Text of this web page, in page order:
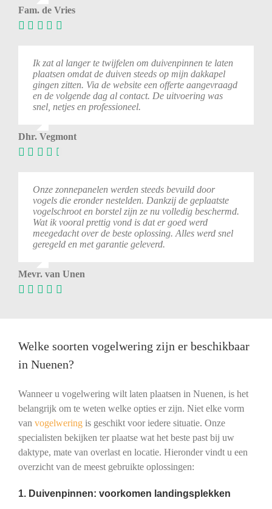
Fam. de Vries
Ik zat al langer te twijfelen om duivenpinnen te laten
plaatsen omdat de duiven steeds op mijn dakkapel
gingen zitten. Via de website een offerte aangevraagd
en de volgende dag al contact. De uitvoering was
snel, netjes en professioneel.
Dhr. Vegmont
Onze zonnepanelen werden steeds bevuild door
vogels die eronder nestelden. Dankzij de geplaatste
vogelschroot en borstel zijn ze nu volledig beschermd.
Wat ik vooral prettig vond is dat er goed werd
meegedacht over de beste oplossing. Alles werd snel
geregeld en met garantie geleverd.
Mevr. van Unen
Welke soorten vogelwering zijn er beschikbaar
in Nuenen?
Wanneer u vogelwering wilt laten plaatsen in Nuenen, is het
belangrijk om te weten welke opties er zijn. Niet elke vorm
van vogelweringis geschikt voor iedere situatie. Onze
specialisten bekijken ter plaatse wat het beste past bij uw
daktype, mate van overlast en locatie. Hieronder vindt u een
overzicht van de meest gebruikte oplossingen:
1. Duivenpinnen: voorkomen landingsplekken